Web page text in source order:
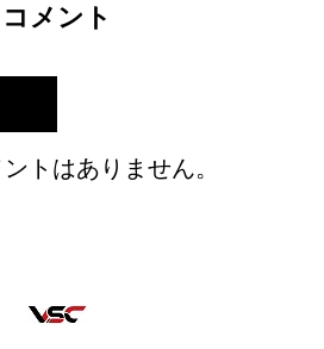
コメント
トはありません。